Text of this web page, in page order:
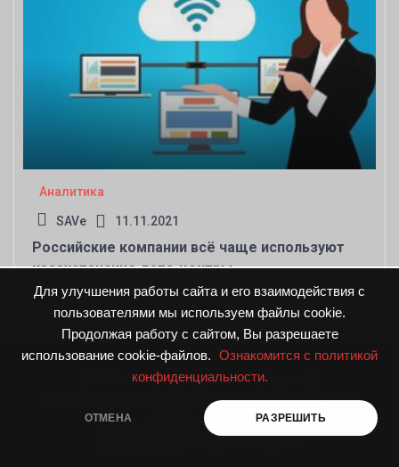
Для улучшения работы сайта и его взаимодействия с
пользователями мы используем файлы cookie.
Продолжая работу с сайтом, Вы разрешаете
использование cookie-файлов.
Ознакомится с политикой
конфиденциальности.
ОТМЕНА РАЗРЕШИТЬ
Аналитика
SAVe 11.11.2021
Российские компании всё чаще используют
казахстанские дата-центры
© DPNnews.ru. Все права защищены
Предложения и пожелания направляйте по адресу
info@dpnnews.ru